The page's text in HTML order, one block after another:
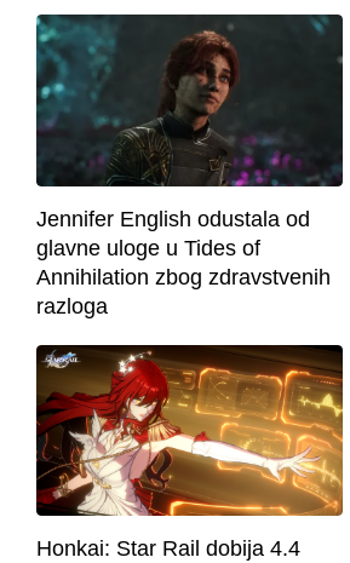
Jennifer English odustala od
glavne uloge u Tides of
Annihilation zbog zdravstvenih
razloga
Honkai: Star Rail dobija 4.4